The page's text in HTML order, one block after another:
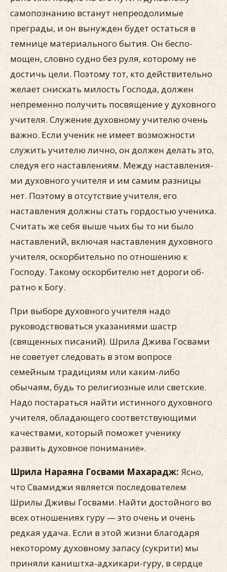
самопознанию встанут непреодолимые
преграды, и он вынуж­ден будет остаться в
темнице материального бытия. Он беспо­
мощен, словно судно без руля, которому не
достичь цели. По­этому тот, кто действительно
желает снискать милость Госпо­да, должен
непременно получить посвящение у духовного
учителя. Служение духовному учителю очень
важно. Если ученик не имеет возможности
служить учителю лично, он дол­жен делать это,
следуя его наставлениям. Между наставления­
ми духовного учителя и им самим разницы
нет. Поэтому в от­сутствие учителя, его
наставления должны стать гордостью ученика.
Считать же себя выше чьих бы то ни было
наставле­ний, включая наставления духовного
учителя, оскорбительно по отношению к
Господу. Такому оскорбителю нет дороги об­
ратно к Богу.
При выборе духовного учителя надо
руководствоваться ука­заниями шастр
(священных писаний). Шрила Джива Госвами
не советует следовать в этом вопросе
семейным традициям или каким-либо
обычаям, будь то религиозные или светские.
Надо постараться найти истинного духовного
учителя, облада­ющего соответствующими
качествами, который поможет уче­нику
развить духовное понимание».
Шрила Нараяна Госвами Махарадж: Ясно,
что Свамиджи является после­дователем
Шрилы Дживы Госвами. Найти достойного во
всех отношениях гуру — это очень и очень
редкая удача. Если в этой жизни благодаря
некоторому духовному запасу (сукрити) мы
приняли каништха-адхикари-гуру, в сердце